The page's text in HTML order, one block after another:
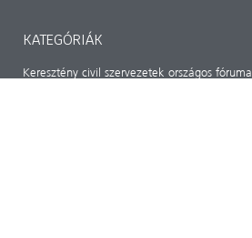
KATEGÓRIÁK
Keresztény civil szervezetek országos fóruma